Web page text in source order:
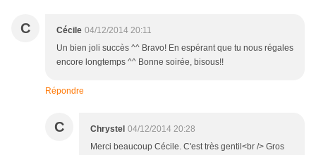
C Cécile 04/12/2014 20:11
Un bien joli succès ^^ Bravo! En espérant que tu nous régales
encore longtemps ^^ Bonne soirée, bisous!!
Répondre
C Chrystel 04/12/2014 20:28
Merci beaucoup Cécile. C'est très gentil<br /> Gros